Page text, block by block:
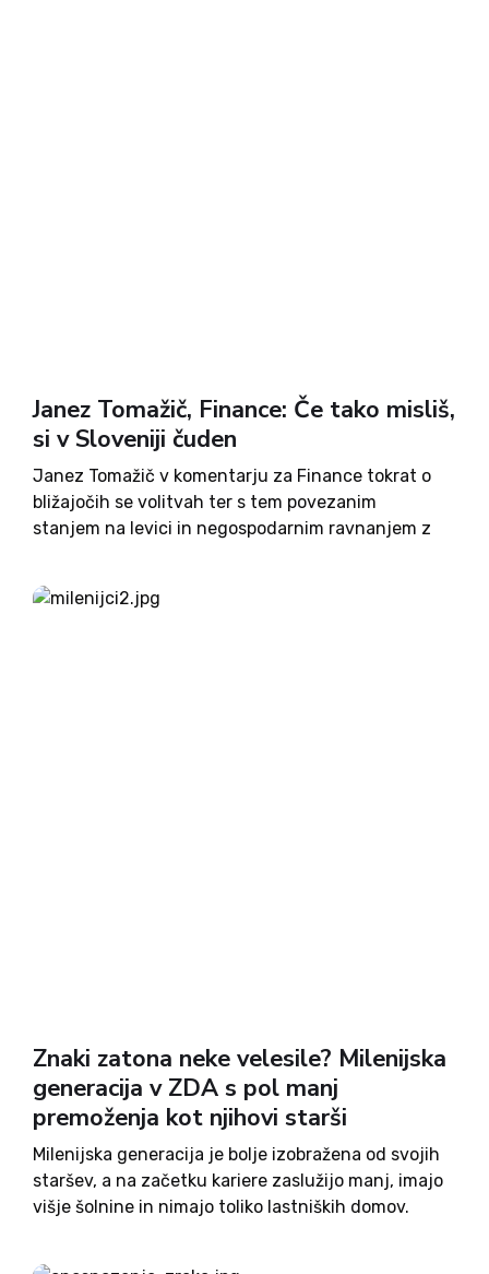
Janez Tomažič, Finance: Če tako misliš,
si v Sloveniji čuden
Janez Tomažič v komentarju za Finance tokrat o
bližajočih se volitvah ter s tem povezanim
stanjem na levici in negospodarnim ravnanjem z
morala država, če je v najbolj trdih letih želela, da
njene...
Znaki zatona neke velesile? Milenijska
generacija v ZDA s pol manj
premoženja kot njihovi starši
Milenijska generacija je bolje izobražena od svojih
staršev, a na začetku kariere zaslužijo manj, imajo
višje šolnine in nimajo toliko lastniških domov.
Young Invincibles, je primerjala razlike med